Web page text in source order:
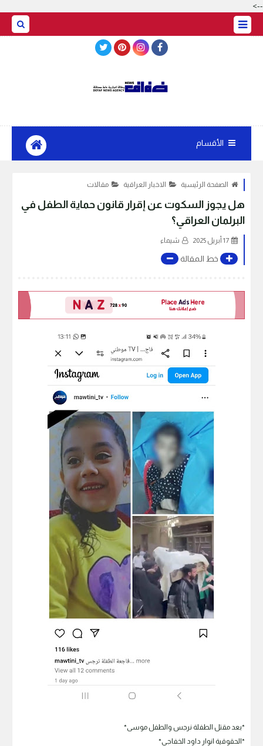
-->
الأقسام
الصفحة الرئيسية الاخبار العراقية مقالات
هل يجوز السكوت عن إقرار قانون حماية الطفل في
البرلمان العراقي؟
17 أبريل 2025 شيماء
خط المقالة
*بعد مقتل الطفلة نرجس والطفل موسى*
*الحقوقية انوار داود الخفاجي*